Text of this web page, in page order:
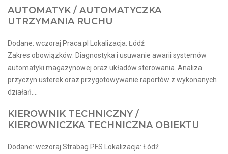
AUTOMATYK / AUTOMATYCZKA
UTRZYMANIA RUCHU
Dodane: wczoraj Praca.pl Lokalizacja: Łódź
Zakres obowiązków: Diagnostyka i usuwanie awarii systemów
automatyki magazynowej oraz układów sterowania. Analiza
przyczyn usterek oraz przygotowywanie raportów z wykonanych
działań....
KIEROWNIK TECHNICZNY /
KIEROWNICZKA TECHNICZNA OBIEKTU
Dodane: wczoraj Strabag PFS Lokalizacja: Łódź